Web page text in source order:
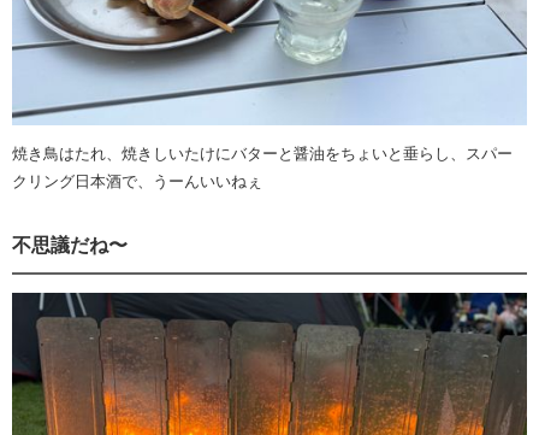
焼き鳥はたれ、焼きしいたけにバターと醤油をちょいと垂らし、スパー
クリング日本酒で、うーんいいねぇ
不思議だね〜